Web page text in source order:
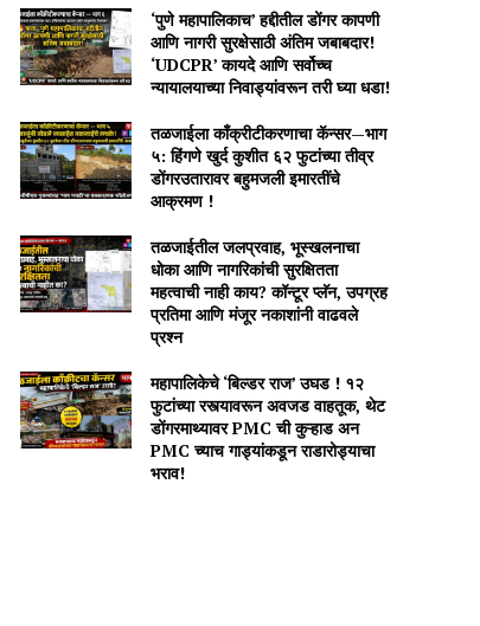
‘पुणे महापालिकाच’ हद्दीतील डोंगर कापणी
आणि नागरी सुरक्षेसाठी अंतिम जबाबदार!
‘UDCPR’ कायदे आणि सर्वोच्च
न्यायालयाच्या निवाड्यांवरून तरी घ्या धडा!
तळजाईला काँक्रीटीकरणाचा कॅन्सर—भाग
५: हिंगणे खुर्द कुशीत ६२ फुटांच्या तीव्र
डोंगरउतारावर बहुमजली इमारतींचे
आक्रमण !
तळजाईतील जलप्रवाह, भूस्खलनाचा
धोका आणि नागरिकांची सुरक्षितता
महत्वाची नाही काय? कॉन्टूर प्लॅन, उपग्रह
प्रतिमा आणि मंजूर नकाशांनी वाढवले
प्रश्न
महापालिकेचे ‘बिल्डर राज’ उघड ! १२
फुटांच्या रस्त्यावरून अवजड वाहतूक, थेट
डोंगरमाथ्यावर PMC ची कुऱ्हाड अन
PMC च्याच गाड्यांकडून राडारोड्याचा
भराव!